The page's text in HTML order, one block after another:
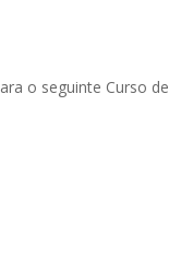
o seguinte Curso de